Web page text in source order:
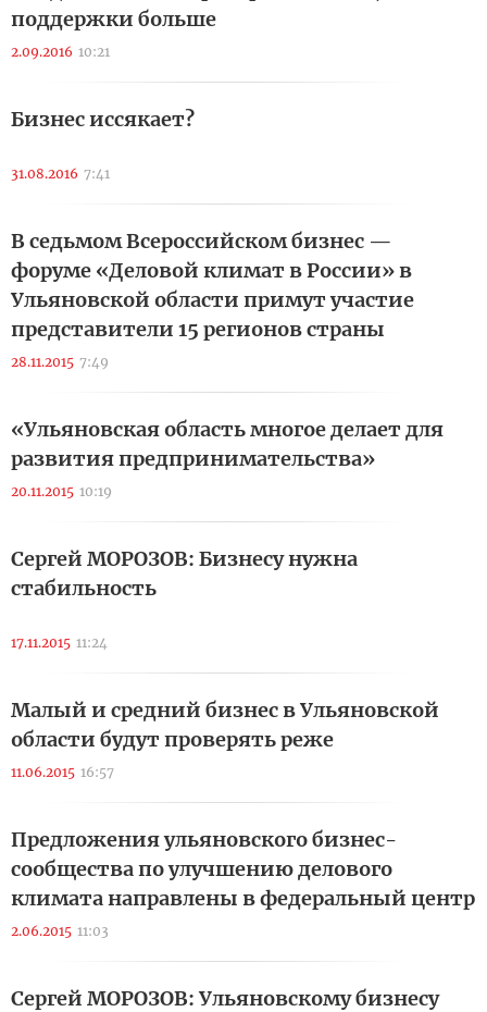
поддержки больше
2.09.2016 10:21
Бизнес иссякает?
31.08.2016 7:41
В седьмом Всероссийском бизнес —
форуме «Деловой климат в России» в
Ульяновской области примут участие
представители 15 регионов страны
28.11.2015 7:49
«Ульяновская область многое делает для
развития предпринимательства»
20.11.2015 10:19
Сергей МОРОЗОВ: Бизнесу нужна
стабильность
17.11.2015 11:24
Малый и средний бизнес в Ульяновской
области будут проверять реже
11.06.2015 16:57
Предложения ульяновского бизнес-
сообщества по улучшению делового
климата направлены в федеральный центр
2.06.2015 11:03
Сергей МОРОЗОВ: Ульяновскому бизнесу